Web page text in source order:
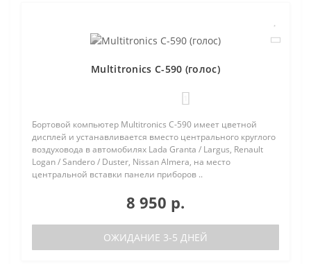
Multitronics C-590 (голос)
Бортовой компьютер Multitronics C-590 имеет цветной
дисплей и устанавливается вместо центрального круглого
воздуховода в автомобилях Lada Granta / Largus, Renault
Logan / Sandero / Duster, Nissan Almera, на место
центральной вставки панели приборов ..
8 950 р.
ОЖИДАНИЕ 3-5 ДНЕЙ